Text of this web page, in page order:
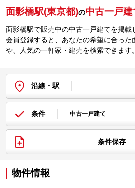
面影橋駅(東京都)の中古一戸建
面影橋駅で販売中の中古一戸建てを掲載
会員登録すると、あなたの希望に合った
や、人気の一軒家・建売を検索できます。
沿線・駅
条件 中古一戸建て
条件保存
物件情報